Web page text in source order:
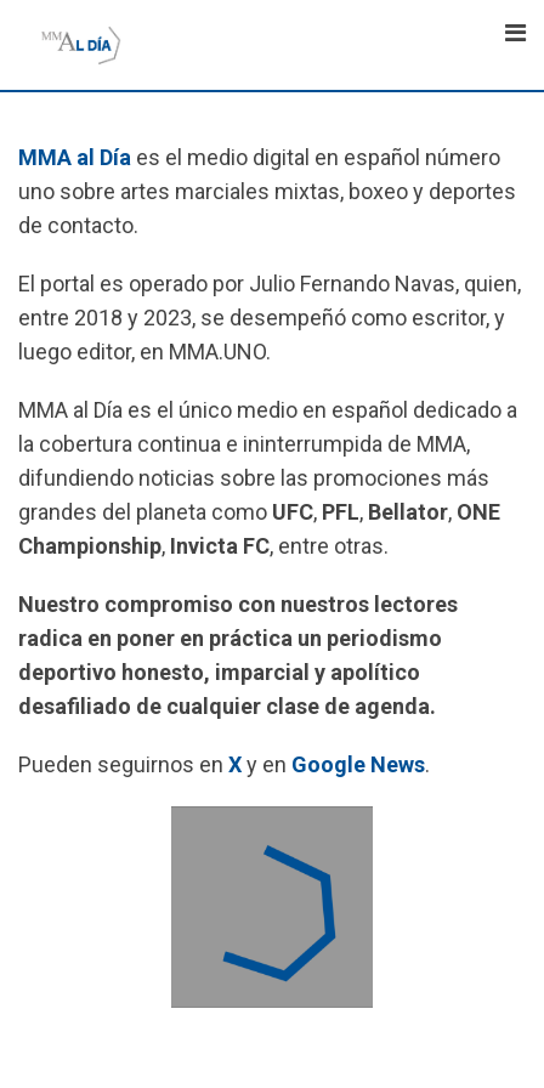
MMA al Día es el medio digital en español número
uno sobre artes marciales mixtas, boxeo y deportes
de contacto.
El portal es operado por Julio Fernando Navas, quien,
entre 2018 y 2023, se desempeñó como escritor, y
luego editor, en MMA.UNO.
MMA al Día es el único medio en español dedicado a
la cobertura continua e ininterrumpida de MMA,
difundiendo noticias sobre las promociones más
grandes del planeta como UFC, PFL, Bellator, ONE
Championship, Invicta FC, entre otras.
Nuestro compromiso con nuestros lectores
radica en poner en práctica un periodismo
deportivo honesto, imparcial y apolítico
desafiliado de cualquier clase de agenda.
Pueden seguirnos en Xy en Google News.